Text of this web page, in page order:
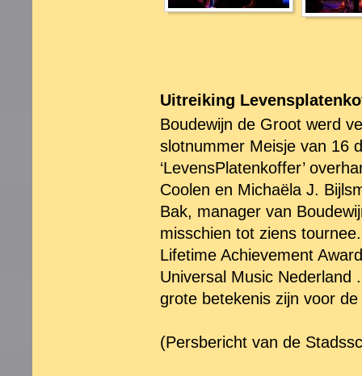
Uitreiking
Boudewijn de Groot werd
slotnummer Meisje van 16
‘LevensPlatenkoffer’
Coolen en Michaëla J.
Bak, manager van
misschien tot ziens
Lifetime Achievement
Universal Music Nederland
grote betekenis zijn voor
(Persbericht van de